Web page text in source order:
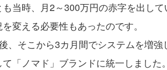
当時、月2～300万円の赤字を出し
変える必要性もあったのです。
、そこから3カ月間でシステムを増
「ノマド」ブランドに統一しました。